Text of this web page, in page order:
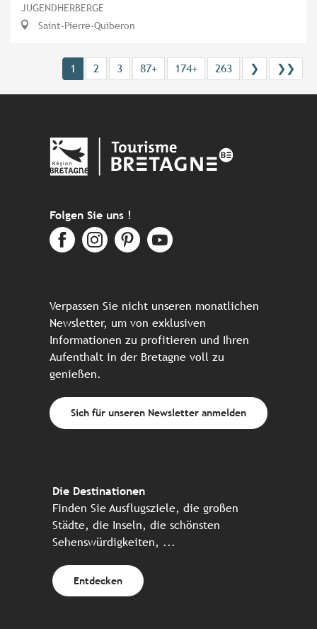
JUGENDHERBERGE
Saint-Pierre-Quiberon
1 2 3 87+ 174+ 263 ❯ ❯❯
Folgen Sie uns !
Verpassen Sie nicht unseren monatlichen
Newsletter, um von exklusiven
Informationen zu profitieren und Ihren
Aufenthalt in der Bretagne voll zu
genießen.
Sich für unseren Newsletter anmelden
Die Destinationen
Finden Sie Ausflugsziele, die großen
Städte, die Inseln, die schönsten
Sehenswürdigkeiten, ...
Entdecken